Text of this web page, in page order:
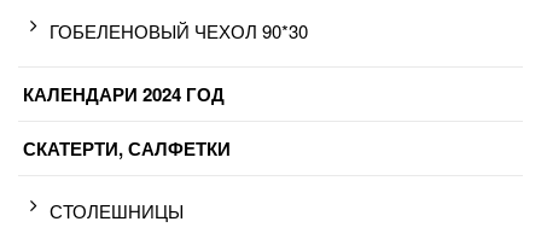
ГОБЕЛЕНОВЫЙ ЧЕХОЛ 90*30
КАЛЕНДАРИ 2024 ГОД
СКАТЕРТИ, САЛФЕТКИ
СТОЛЕШНИЦЫ